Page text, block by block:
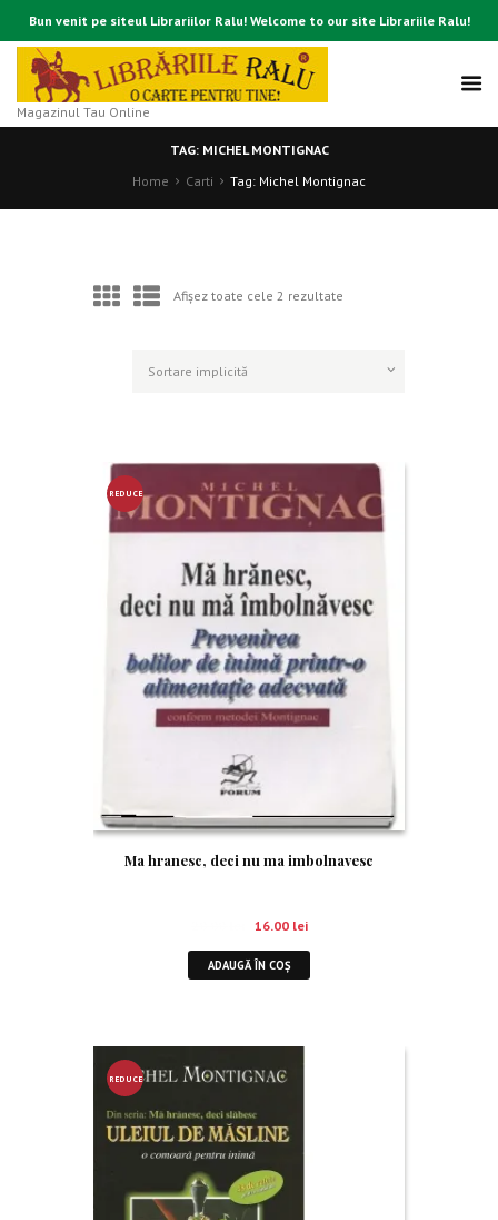
Bun venit pe siteul Librariilor Ralu! Welcome to our site Librariile Ralu!
Magazinul Tau Online
TAG: MICHEL MONTIGNAC
Home
Carti Tag: Michel Montignac
Afișez toate cele 2 rezultate
REDUCE
Ma hranesc, deci nu ma imbolnavesc
16.00 lei
ADAUGĂ ÎN COȘ
REDUCE
RE!